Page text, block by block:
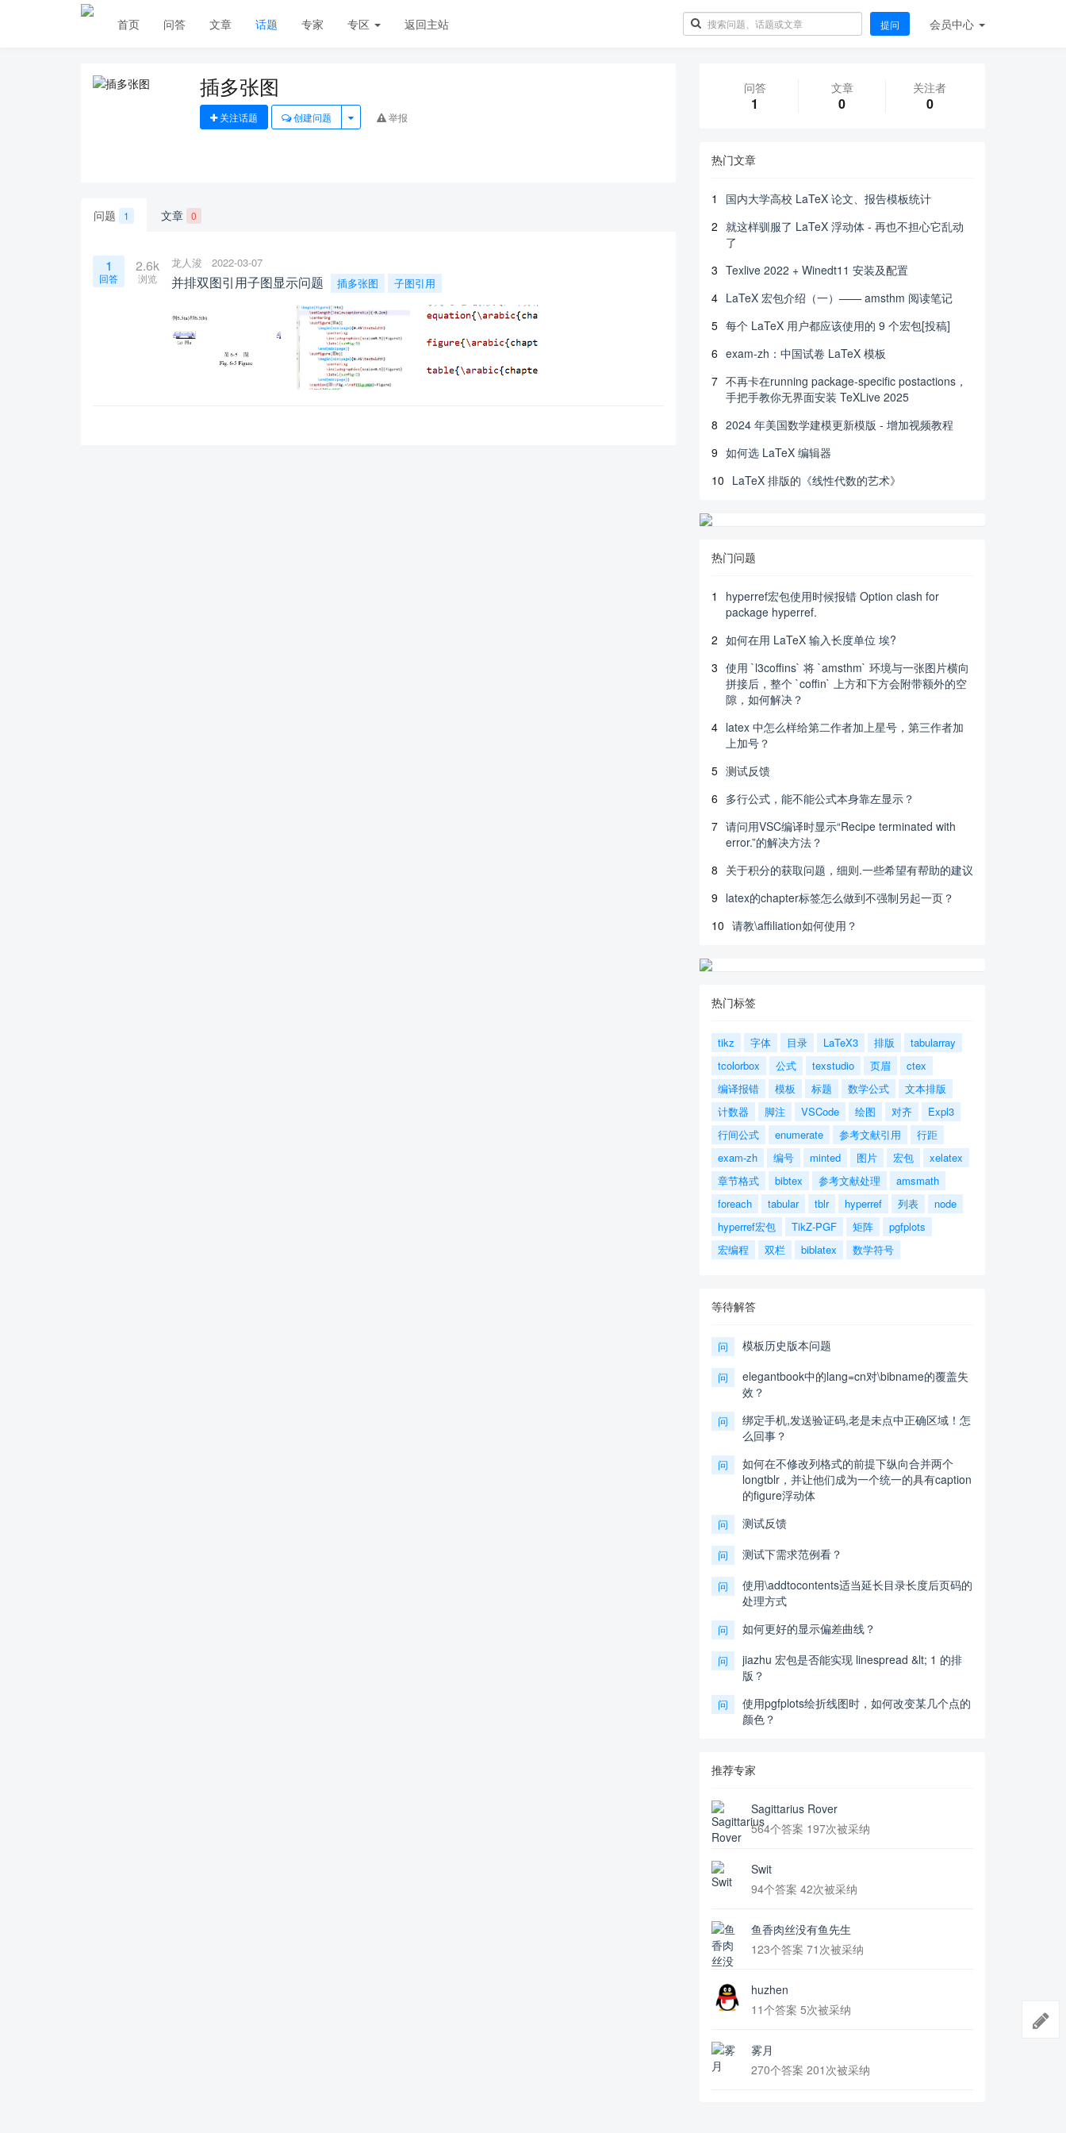
首页 问答 文章 话题 专家 专区 返回主站 提问 会员中心
插多张图
关注话题 创建问题 举报
问题 1 文章 0
1
回答
2.6k
浏览
龙人浚 2022-03-07
并排双图引用子图显示问题 插多张图 子图引用
问答
1
文章
0
关注者
0
热门文章
1
国内大学高校 LaTeX 论文、报告模板统计
2 就这样驯服了 LaTeX 浮动体 - 再也不担心它乱动
了
3 Texlive 2022 + Winedt11 安装及配置
4 LaTeX 宏包介绍（一）—— amsthm 阅读笔记
5 每个 LaTeX 用户都应该使用的 9 个宏包[投稿]
6 exam-zh：中国试卷 LaTeX 模板
7 不再卡在running package-specific postactions，
手把手教你无界面安装 TeXLive 2025
8 2024 年美国数学建模更新模版 - 增加视频教程
9 如何选 LaTeX 编辑器
10 LaTeX 排版的《线性代数的艺术》
热门问题
1
hyperref宏包使用时候报错 Option clash for
package hyperref.
2 如何在用 LaTeX 输入长度单位 埃?
3 使用 `l3coffins` 将 `amsthm` 环境与一张图片横向
拼接后，整个 `coffin` 上方和下方会附带额外的空
隙，如何解决？
4 latex 中怎么样给第二作者加上星号，第三作者加
上加号？
5 测试反馈
6 多行公式，能不能公式本身靠左显示？
7 请问用VSC编译时显示“Recipe terminated with
error.”的解决方法？
8 关于积分的获取问题，细则.一些希望有帮助的建议
9 latex的chapter标签怎么做到不强制另起一页？
10 请教\affiliation如何使用？
热门标签
tikz 字体 目录 LaTeX3 排版
tabularray
tcolorbox
公式 texstudio 页眉
ctex
编译报错
模板 标题 数学公式
文本排版
计数器
脚注 VSCode 绘图 对齐
Expl3
行间公式
enumerate 参考文献引用
行距
exam-zh
编号 minted 图片 宏包
xelatex
章节格式
bibtex 参考文献处理
amsmath
foreach
tabular tblr hyperref 列表
node
hyperref宏包
TikZ-PGF 矩阵
pgfplots
宏编程
双栏 biblatex 数学符号
等待解答
问 模板历史版本问题
问
elegantbook中的lang=cn对\bibname的覆盖失
效？
问
绑定手机,发送验证码,老是未点中正确区域！怎
么回事？
问
如何在不修改列格式的前提下纵向合并两个
longtblr，并让他们成为一个统一的具有caption
的figure浮动体
问 测试反馈
问 测试下需求范例看？
问
使用\addtocontents适当延长目录长度后页码的
处理方式
问 如何更好的显示偏差曲线？
问
jiazhu 宏包是否能实现 linespread &lt; 1 的排
版？
问
使用pgfplots绘折线图时，如何改变某几个点的
颜色？
推荐专家
Sagittarius Rover
564个答案 197次被采纳
Swit
94个答案 42次被采纳
鱼香肉丝没有鱼先生
123个答案 71次被采纳
huzhen
11个答案 5次被采纳
雾月
270个答案 201次被采纳